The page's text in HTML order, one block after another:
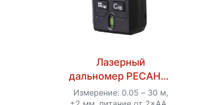
Лазерный
дальномер РЕСАНТА
ДЛ-30
Измерение: 0.05 – 30 м,